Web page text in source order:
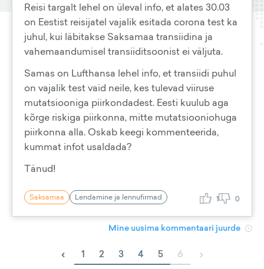
Reisi targalt lehel on üleval info, et alates 30.03
on Eestist reisijatel vajalik esitada corona test ka
juhul, kui läbitakse Saksamaa transiidina ja
vahemaandumisel transiiditsoonist ei väljuta.
Samas on Lufthansa lehel info, et transiidi puhul
on vajalik test vaid neile, kes tulevad viiruse
mutatsiooniga piirkondadest. Eesti kuulub aga
kõrge riskiga piirkonna, mitte mutatsiooniohuga
piirkonna alla. Oskab keegi kommenteerida,
kummat infot usaldada?
Tänud!
Saksamaa Lendamine ja lennufirmad 1 0
Mine uusima kommentaari juurde
‹ 1 2 3 4 5 6 ›